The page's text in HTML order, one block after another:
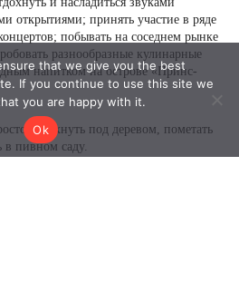
that we give you the best
If you continue to use this site we
you are happy with it.
Ok